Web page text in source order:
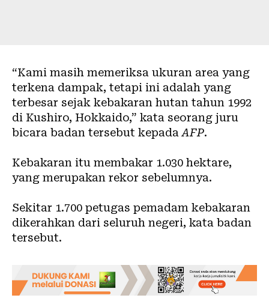
“Kami masih memeriksa ukuran area yang
terkena dampak, tetapi ini adalah yang
terbesar sejak kebakaran hutan tahun 1992
di Kushiro, Hokkaido,” kata seorang juru
bicara badan tersebut kepadaAFP.
Kebakaran itu membakar 1.030 hektare,
yang merupakan rekor sebelumnya.
Sekitar 1.700 petugas pemadam kebakaran
dikerahkan dari seluruh negeri, kata badan
tersebut.